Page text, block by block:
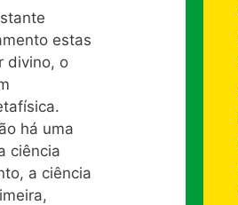
estas
divino, o
há uma
ciência
a ciência